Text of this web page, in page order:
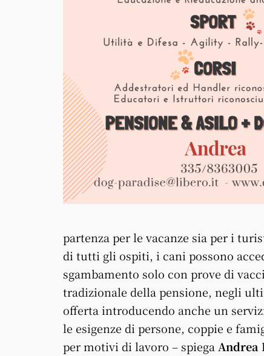
partenza per le vacanze sia per i
di tutti gli ospiti, i cani possono
sgambamento solo con prove di
tradizionale della pensione, negli
offerta introducendo anche un
le esigenze di persone, coppie e
per motivi di lavoro – spiega Andrea